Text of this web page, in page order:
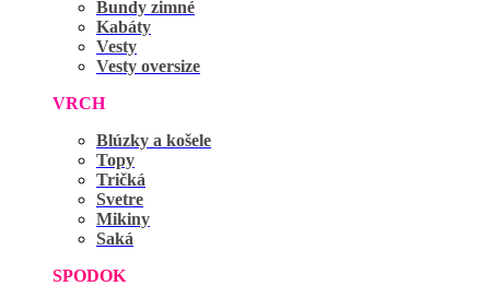
Bundy zimné
Kabáty
Vesty
Vesty oversize
VRCH
Blúzky a košele
Topy
Tričká
Svetre
Mikiny
Saká
SPODOK